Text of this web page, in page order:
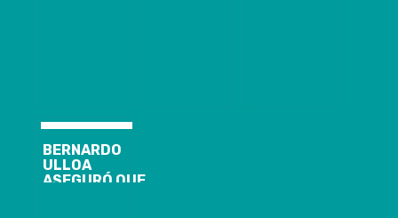
BERNARDO
ULLOA
ASEGURÓ QUE